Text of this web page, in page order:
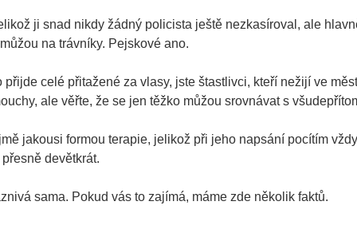
ji snad nikdy žádný policista ještě nezkasíroval, ale
na trávníky. Pejskové ano.
celé přitažené za vlasy, jste štastlivci, kteří nežijí ve
ale věřte, že se jen těžko můžou srovnávat s
jakousi formou terapie, jelikož při jeho napsání pocítím
devětkrát.
sama. Pokud vás to zajímá, máme zde několik faktů.